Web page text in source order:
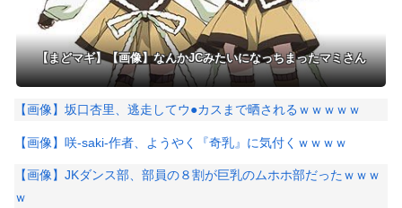
【まどマギ】【画像】なんかJCみたいになっちまったマミさん
【画像】坂口杏里、逃走してウ●カスまで晒されるｗｗｗｗｗ
【画像】咲-saki-作者、ようやく『奇乳』に気付くｗｗｗｗ
【画像】JKダンス部、部員の８割が巨乳のムホホ部だったｗｗｗ
ｗ